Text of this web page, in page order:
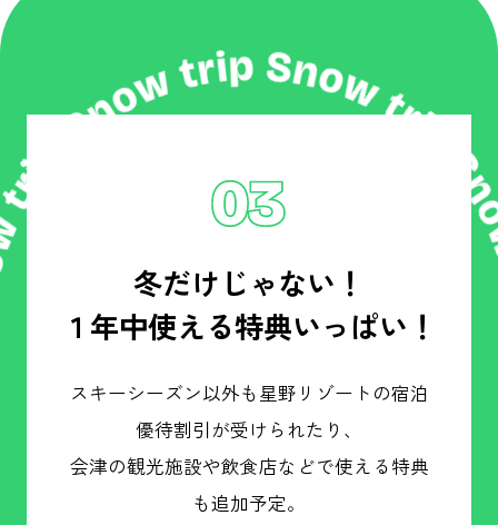
冬だけじゃない！
１年中使える特典いっぱい！
スキーシーズン以外も星野リゾートの宿泊
優待割引が受けられたり、
会津の観光施設や飲食店などで使える特典
も追加予定。